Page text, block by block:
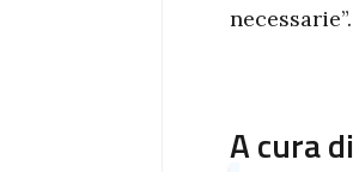
necessarie”.
A cura di